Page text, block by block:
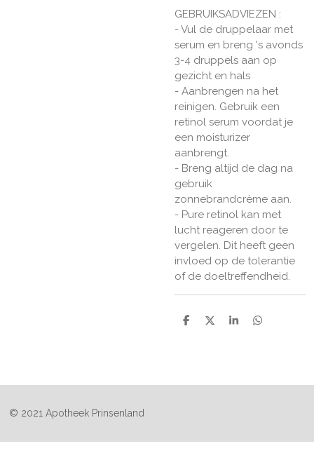
GEBRUIKSADVIEZEN :
- Vul de druppelaar met
serum en breng 's avonds
3-4 druppels aan op
gezicht en hals
- Aanbrengen na het
reinigen. Gebruik een
retinol serum voordat je
een moisturizer
aanbrengt.
- Breng altijd de dag na
gebruik
zonnebrandcrème aan.
- Pure retinol kan met
lucht reageren door te
vergelen. Dit heeft geen
invloed op de tolerantie
of de doeltreffendheid.
D
D
S
D
© 2021 Apotheek Prinsenland